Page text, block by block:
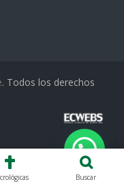
. Todos los derechos
Buscar